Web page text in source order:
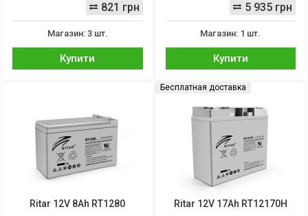
821 грн
Магазин: 3 шт.
Купити
5 935 грн
Магазин: 1 шт.
Купити
Ritar 12V 8Ah RT1280
Бесплатная доставка
Ritar 12V 17Ah RT12170H